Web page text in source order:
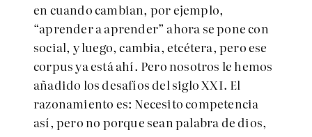
en cuando cambian, por ejemplo,
“aprender a aprender” ahora se pone con
social, y luego, cambia, etcétera, pero ese
corpus ya está ahí. Pero nosotros le hemos
añadido los desafíos del siglo XXI. El
razonamiento es: Necesito competencia
así, pero no porque sean palabra de dios,